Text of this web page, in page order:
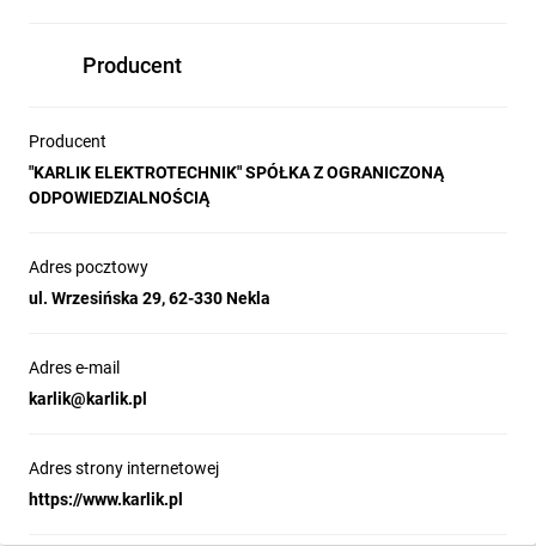
Producent
Producent
"KARLIK ELEKTROTECHNIK" SPÓŁKA Z OGRANICZONĄ
ODPOWIEDZIALNOŚCIĄ
Adres pocztowy
ul. Wrzesińska 29, 62-330 Nekla
Adres e-mail
karlik@karlik.pl
Adres strony internetowej
https://www.karlik.pl